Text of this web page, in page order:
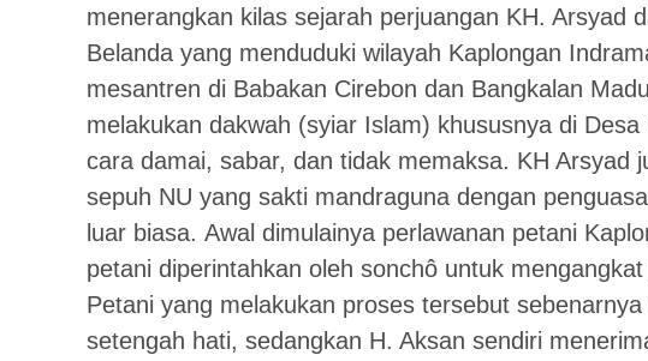
menerangkan kilas sejarah perjuangan KH. Arsyad
Belanda yang menduduki wilayah Kaplongan
mesantren di Babakan Cirebon dan Bangkalan
melakukan dakwah (syiar Islam) khususnya di
cara damai, sabar, dan tidak memaksa. KH Arsyad
sepuh NU yang sakti mandraguna dengan
luar biasa. Awal dimulainya perlawanan petani
petani diperintahkan oleh sonchô untuk
Petani yang melakukan proses tersebut
setengah hati, sedangkan H. Aksan sendiri